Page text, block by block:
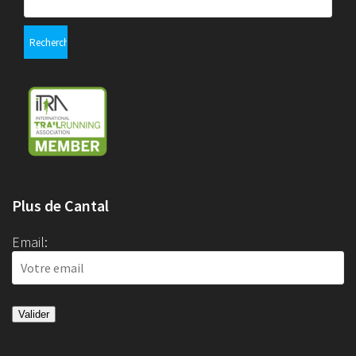
Plus de Cantal
Email: